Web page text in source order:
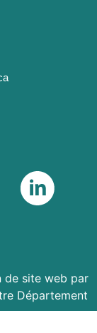
de site web par
Département